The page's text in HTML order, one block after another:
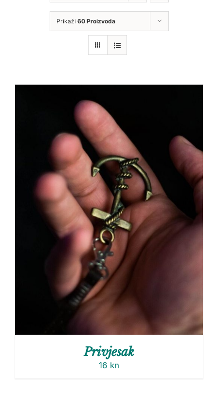
Prikaži 60 Proizvoda
Privjesak
16 kn